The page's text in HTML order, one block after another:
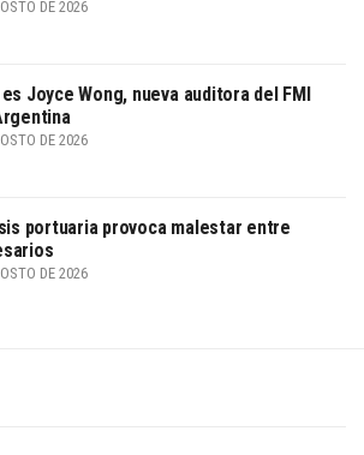
DE 2026
Joyce Wong, nueva auditora del FMI
DE 2026
portuaria provoca malestar entre
DE 2026